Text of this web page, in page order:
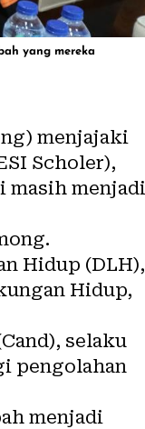
yang mereka
menjajaki
Scholer),
masih menjadi
Hidup (DLH),
Hidup,
selaku
pengolahan
menjadi